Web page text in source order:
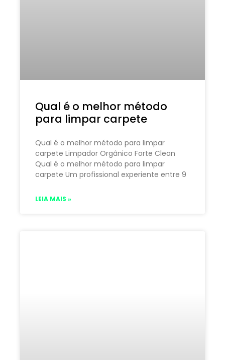
Qual é o melhor método
para limpar carpete
Qual é o melhor método para limpar
carpete Limpador Orgânico Forte Clean
Qual é o melhor método para limpar
carpete Um profissional experiente entre 9
LEIA MAIS »